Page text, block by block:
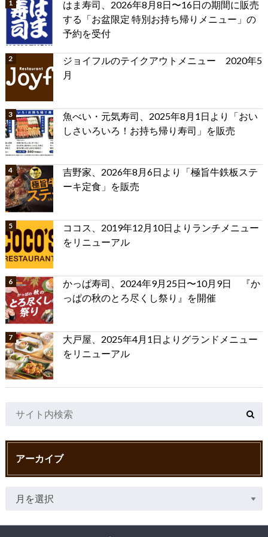
はま寿司、2026年8月8日〜16日の期間に販売
する「お盆限定 特別お持ち帰りメニュー」の
予約を受付
ジョイフルのテイクアウトメニュー 2020年5
月
魚べい・元気寿司、2025年8月1日より「おい
しさいろいろ！お持ち帰り寿司」を販売
吉野家、2026年8月6日より「極旨牛鉄板ステ
ーキ定食」を販売
ココス、2019年12月10日よりランチメニュー
をリニューアル
かっぱ寿司、2024年9月25日〜10月9日 『か
っぱの秋のとろ尽くし祭り』を開催
大戸屋、2025年4月1日よりグランドメニュー
をリニューアル
アーカイブ